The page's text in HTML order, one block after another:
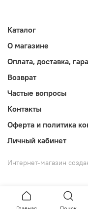
Каталог
О магазине
Оплата, доставка,
Возврат
Частые вопросы
Контакты
Оферта и политика
Личный кабинет
Интернет-магазин